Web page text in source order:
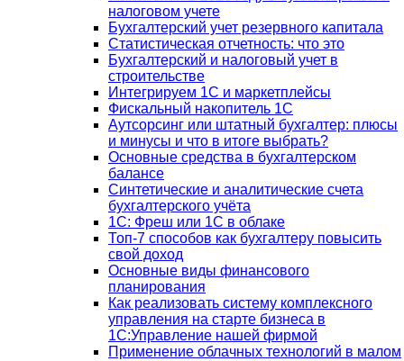
налоговом учете
Бухгалтерский учет резервного капитала
Статистическая отчетность: что это
Бухгалтерский и налоговый учет в
строительстве
Интегрируем 1С и маркетплейсы
Фискальный накопитель 1С
Аутсорсинг или штатный бухгалтер: плюсы
и минусы и что в итоге выбрать?
Основные средства в бухгалтерском
балансе
Синтетические и аналитические счета
бухгалтерского учёта
1C: Фреш или 1С в облаке
Топ-7 способов как бухгалтеру повысить
свой доход
Основные виды финансового
планирования
Как реализовать систему комплексного
управления на старте бизнеса в
1С:Управление нашей фирмой
Применение облачных технологий в малом